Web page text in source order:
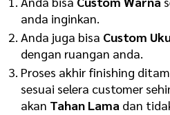
anda inginkan.
Anda juga bisa Custom
dengan ruangan anda.
Proses akhir finishing
sesuai selera customer
akan Tahan Lama dan